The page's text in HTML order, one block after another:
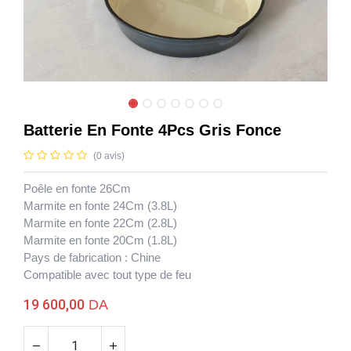
Batterie En Fonte 4Pcs Gris Fonce
(0 avis)
Poêle en fonte 26Cm
Marmite en fonte 24Cm (3.8L)
Marmite en fonte 22Cm (2.8L)
Marmite en fonte 20Cm (1.8L)
Pays de fabrication : Chine
Compatible avec tout type de feu
19 600,00 DA